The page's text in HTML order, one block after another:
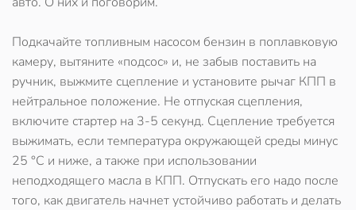
Подкачайте топливным насосом бензин в поплавковую
камеру, вытяните «подсос» и, не забыв поставить на
ручник, выжмите сцепление и установите рычаг КПП в
нейтральное положение. Не отпуская сцепления,
включите стартер на 3-5 секунд. Сцепление требуется
выжимать, если температура окружающей среды минус
25 °С и ниже, а также при использовании
неподходящего масла в КПП. Отпускать его надо после
того, как двигатель начнет устойчиво работать и делать